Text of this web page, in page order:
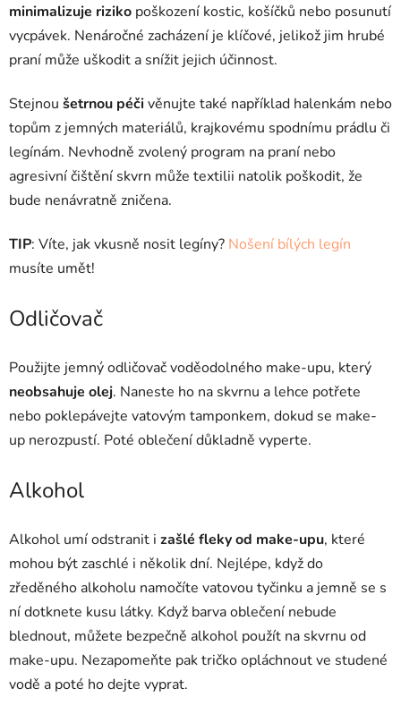
minimalizuje riziko poškození kostic, košíčků nebo posunutí
vycpávek. Nenáročné zacházení je klíčové, jelikož jim hrubé
praní může uškodit a snížit jejich účinnost.
Stejnou šetrnou péčivěnujte také například halenkám nebo
topům z jemných materiálů, krajkovému spodnímu prádlu či
legínám. Nevhodně zvolený program na praní nebo
agresivní čištění skvrn může textilii natolik poškodit, že
bude nenávratně zničena.
TIP: Víte, jak vkusně nosit legíny? Nošení bílých legín
musíte umět!
Odličovač
Použijte jemný odličovač voděodolného make-upu, který
neobsahuje olej. Naneste ho na skvrnu a lehce potřete
nebo poklepávejte vatovým tamponkem, dokud se make-
up nerozpustí. Poté oblečení důkladně vyperte.
Alkohol
Alkohol umí odstranit i zašlé fleky od make-upu, které
mohou být zaschlé i několik dní. Nejlépe, když do
zředěného alkoholu namočíte vatovou tyčinku a jemně se s
ní dotknete kusu látky. Když barva oblečení nebude
blednout, můžete bezpečně alkohol použít na skvrnu od
make-upu. Nezapomeňte pak tričko opláchnout ve studené
vodě a poté ho dejte vyprat.